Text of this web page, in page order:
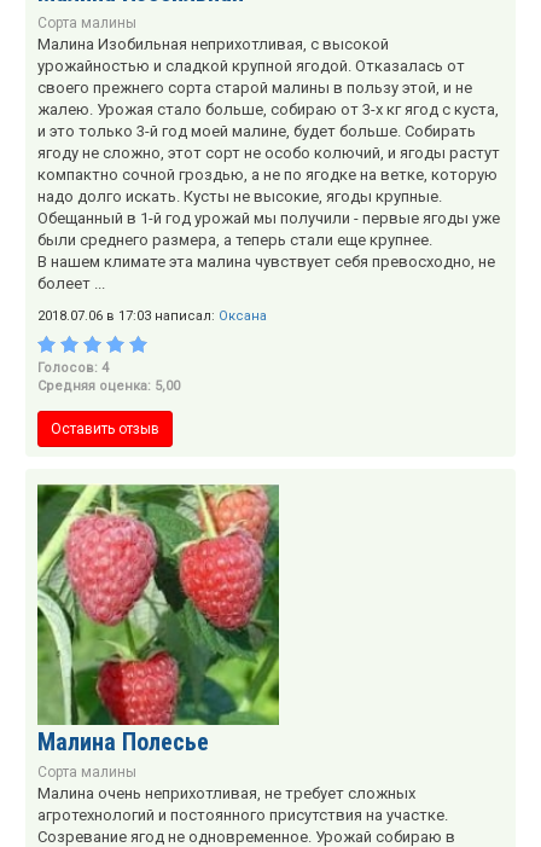
Сорта малины
Малина Изобильная неприхотливая, с высокой
урожайностью и сладкой крупной ягодой. Отказалась от
своего прежнего сорта старой малины в пользу этой, и не
жалею. Урожая стало больше, собираю от 3-х кг ягод с куста,
и это только 3-й год моей малине, будет больше. Собирать
ягоду не сложно, этот сорт не особо колючий, и ягоды растут
компактно сочной гроздью, а не по ягодке на ветке, которую
надо долго искать. Кусты не высокие, ягоды крупные.
Обещанный в 1-й год урожай мы получили - первые ягоды уже
были среднего размера, а теперь стали еще крупнее.
В нашем климате эта малина чувствует себя превосходно, не
болеет ...
2018.07.06 в 17:03 написал: Оксана
Голосов: 4
Средняя оценка: 5,00
Оставить отзыв
Малина Полесье
Сорта малины
Малина очень неприхотливая, не требует сложных
агротехнологий и постоянного присутствия на участке.
Созревание ягод не одновременное. Урожай собираю в